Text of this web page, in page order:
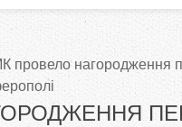
провело нагородження